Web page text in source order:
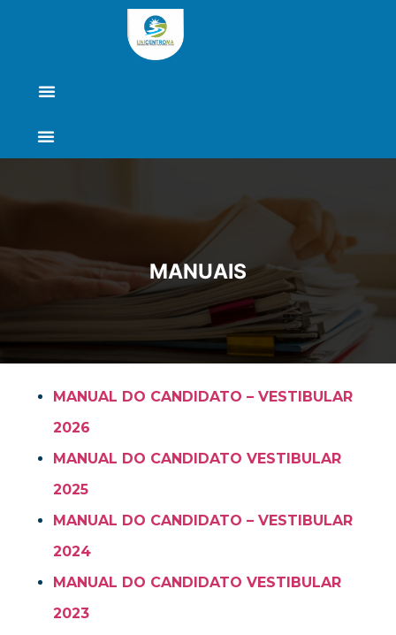
MANUAIS
MANUAL DO CANDIDATO – VESTIBULAR
2026
MANUAL DO CANDIDATO VESTIBULAR
2025
MANUAL DO CANDIDATO – VESTIBULAR
2024
MANUAL DO CANDIDATO VESTIBULAR
2023